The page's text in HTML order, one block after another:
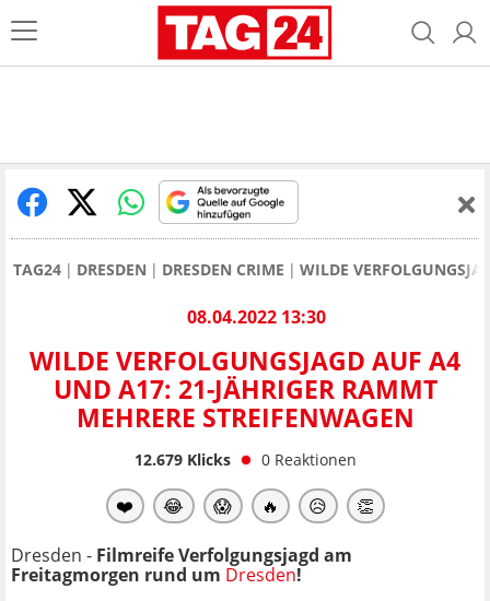
TAG24 DRESDEN DRESDEN CRIME WILDE
08.04.2022 13:30
WILDE VERFOLGUNGSJAGD AUF A4
UND A17: 21-JÄHRIGER RAMMT
MEHRERE STREIFENWAGEN
12.679Klicks 0 Reaktionen
❤️ 😂 😱 🔥 😥 👏
Dresden - Filmreife Verfolgungsjagd am
Freitagmorgen rund um Dresden!